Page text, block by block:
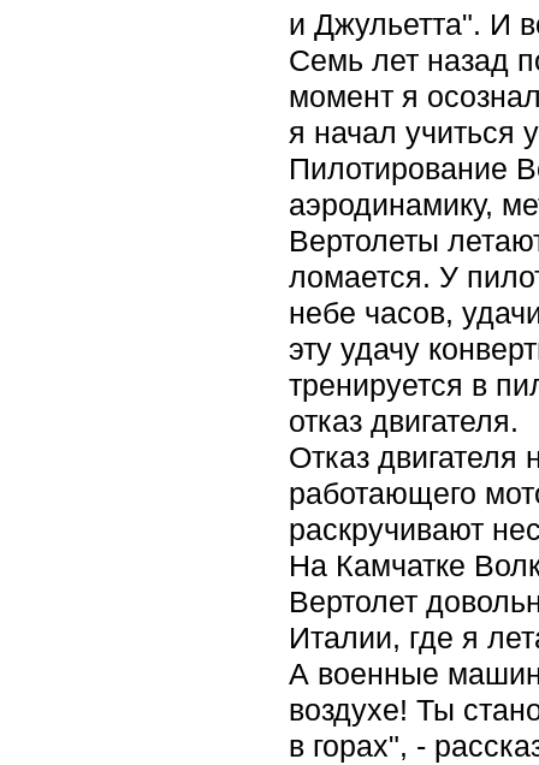
и Джульетта". И
Семь лет назад
момент я
я начал учиться
Пилотирование
аэродинамику,
Вертолеты
ломается. У
небе часов,
эту удачу
тренируется в
отказ двигателя.
Отказ
работающего
раскручивают
На Камчатке
Вертолет
Италии, где я
А военные
воздухе! Ты
в горах", -